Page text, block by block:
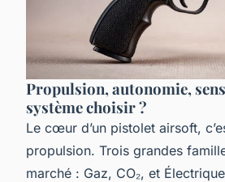
Propulsion, autonomie,
système choisir ?
Le cœur d’un pistolet airsoft,
propulsion. Trois grandes
marché : Gaz, CO₂, et